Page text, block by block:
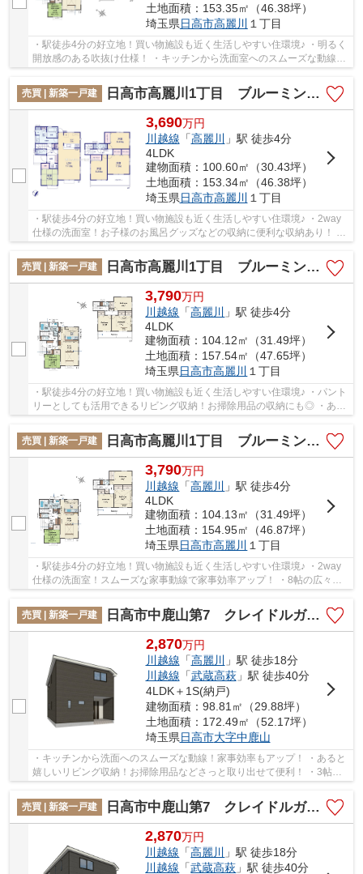
土地面積：153.35㎡（46.38坪）
埼玉県日高市高麗川 １丁目
・駅徒歩4分の好立地！買い物施設も近く生活しやすい住環境♪ ・明るく
開放感のある吹抜け仕様！ ・キッチンから洗面室へのスムーズな動線で
家事効率アップ！ 経験豊富なキャリアのあ...
売買 | 新築一戸建
日高市高麗川1丁目 ブルーミングガーデン 新築戸建 全5棟 4号棟
3,690万円
川越線 「高麗川 」駅 徒歩4分
4LDK
建物面積：100.60㎡（30.43坪）
土地面積：153.34㎡（46.38坪）
埼玉県日高市高麗川 １丁目
・駅徒歩4分の好立地！買い物施設も近く生活しやすい住環境♪ ・2way
仕様の洗面室！お子様のお風呂グッズなどの収納に便利な収納あり！ ・
ご家族と会話が弾む対面キッチン！換気もでき...
売買 | 新築一戸建
日高市高麗川1丁目 ブルーミングガーデン 新築戸建 全5棟 3号棟
3,790万円
川越線 「高麗川
」駅 徒歩4分
4LDK
建物面積：104.12㎡（31.49坪）
土地面積：157.54㎡（47.65坪）
埼玉県日高市高麗川 １丁目
・駅徒歩4分の好立地！買い物施設も近く生活しやすい住環境♪ ・パント
リーとしても活用できるリビング収納！お掃除用品の収納にも◎ ・ある
売買 | 新築一戸建
日高市高麗川1丁目 ブルーミングガーデン 新築戸建 全5棟 2号棟
3,790万円
川越線 「高麗川
」駅 徒歩4分
4LDK
建物面積：104.13㎡（31.49坪）
土地面積：154.95㎡（46.87坪）
埼玉県日高市高麗川 １丁目
・駅徒歩4分の好立地！買い物施設も近く生活しやすい住環境♪ ・2way
仕様の洗面室！スムーズな家事動線で家事効率アップ！ ・8帖の広々主
売買 | 新築一戸建
日高市中鹿山第7 クレイドルガーデン 新築戸建 全10棟 10号棟
2,870万円
川越線 「高麗川
」駅 徒歩18分
川越線 「武蔵高萩」駅 徒歩40分
4LDK＋1S(納戸)
建物面積：98.81㎡（29.88坪）
土地面積：172.49㎡（52.17坪）
埼玉県日高市大字中鹿山
・キッチンから洗面へのスムーズな動線！家事効率もアップ！ ・あると
嬉しいリビング収納！お掃除用品などさっと取り出せて便利！ ・3帖の
売買 | 新築一戸建
日高市中鹿山第7 クレイドルガーデン 新築戸建 全10棟 9号棟
2,870万円
川越線 「高麗川
」駅 徒歩18分
川越線 「武蔵高萩 」駅 徒歩40分